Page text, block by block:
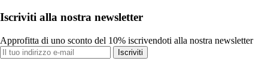
Iscriviti alla nostra newsletter
Approfitta di uno sconto del 10% iscrivendoti alla nostra newsletter
Iscriviti